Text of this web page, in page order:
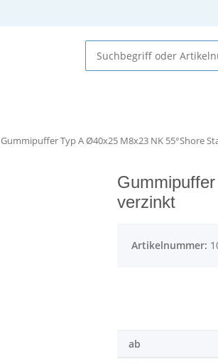
Gummipuffer Typ A Ø40x25 M8x23 NK 55°Shore
verzinkt
Artikelnummer:
ab